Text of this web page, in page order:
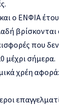
ο ΕΝΦΙΑ
βρίσκονται
που
μέχρι σήμερα.
χρέη αφορά: